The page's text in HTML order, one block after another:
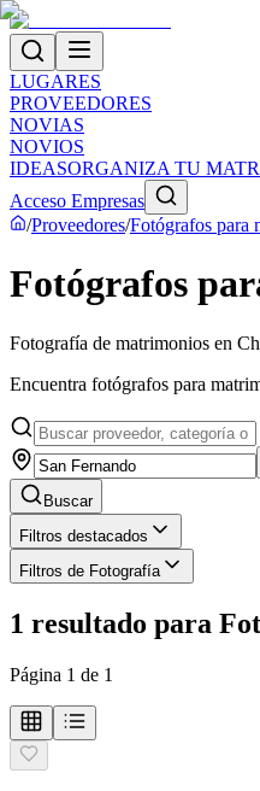
LUGARES
PROVEEDORES
NOVIAS
NOVIOS
IDEASORGANIZA TU
Acceso Empresas
/Proveedores/Fotógrafos para
Fotógrafos
Fotografía de matrimonios en
Encuentra fotógrafos para
Buscar
Filtros destacados
Filtros de Fotografía
1 resultado para
Página 1 de 1